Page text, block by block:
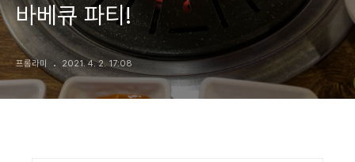
바베큐 파티!
프롬라미 2021. 4. 2. 17:08